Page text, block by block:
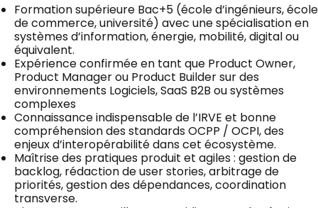
Formation supérieure Bac+5 (école d’ingénieurs, école
de commerce, université) avec une spécialisation en
systèmes d’information, énergie, mobilité, digital ou
équivalent.
Expérience confirmée en tant que Product Owner,
Product Manager ou Product Builder sur des
environnements Logiciels, SaaS B2B ou systèmes
complexes
Connaissance indispensable de l’IRVE et bonne
compréhension des standards OCPP / OCPI, des
enjeux d’interopérabilité dans cet écosystème.
Maîtrise des pratiques produit et agiles : gestion de
backlog, rédaction de user stories, arbitrage de
priorités, gestion des dépendances, coordination
transverse.